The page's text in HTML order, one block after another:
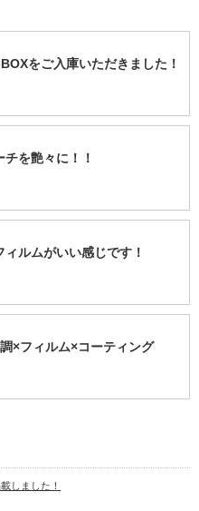
をご入庫いただきました！
を艶々に！！
ィルムがいい感じです！
×フィルム×コーティング
しました！